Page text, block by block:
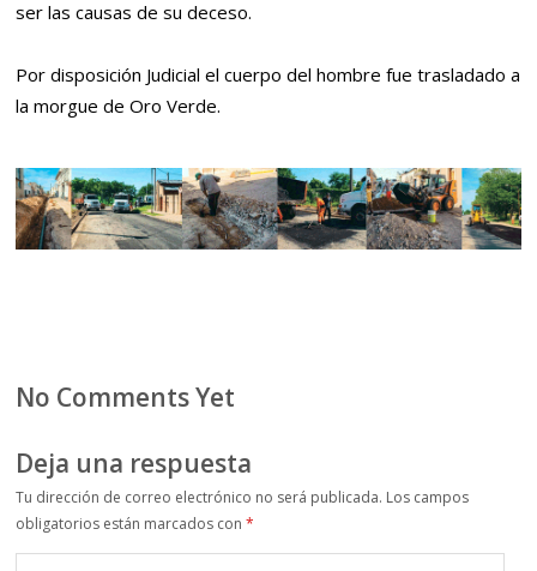
ser las causas de su deceso.
Por disposición Judicial el cuerpo del hombre fue trasladado a
la morgue de Oro Verde.
No Comments Yet
Deja una respuesta
Tu dirección de correo electrónico no será publicada. Los campos
obligatorios están marcados con*